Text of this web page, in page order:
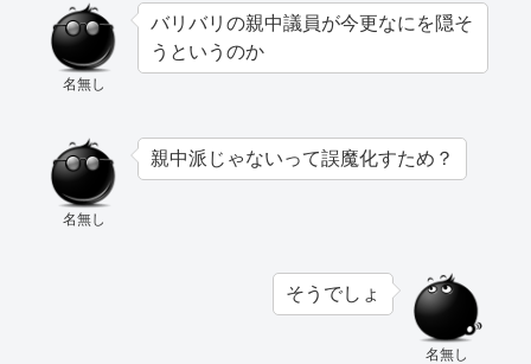
名無し
バリバリの親中議員が今更なにを隠そ
うというのか
名無し
親中派じゃないって誤魔化すため？
名無し
そうでしょ